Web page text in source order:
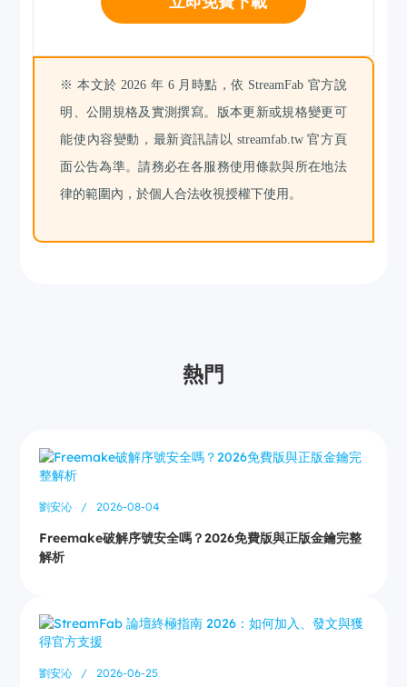
※ 本文於 2026 年 6 月時點，依 StreamFab 官方說
明、公開規格及實測撰寫。版本更新或規格變更可
能使內容變動，最新資訊請以 streamfab.tw 官方頁
面公告為準。請務必在各服務使用條款與所在地法
律的範圍內，於個人合法收視授權下使用。
熱門
劉安沁 / 2026-08-04
Freemake破解序號安全嗎？2026免費版與正版金鑰完整
解析
劉安沁 / 2026-06-25